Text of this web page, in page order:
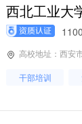
西北工业大
高校地址：西安
干部培训